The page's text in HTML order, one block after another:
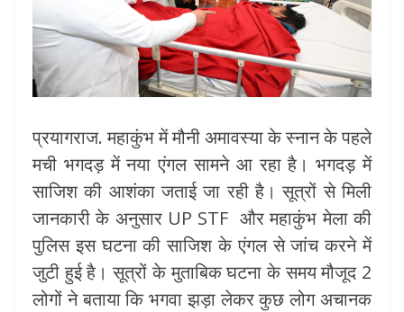
प्रयागराज. महाकुंभ में मौनी अमावस्या के स्नान के पहले
मची भगदड़ में नया एंगल सामने आ रहा है। भगदड़ में
साजिश की आशंका जताई जा रही है। सूत्रों से मिली
जानकारी के अनुसार UP STF और महाकुंभ मेला की
पुलिस इस घटना की साजिश के एंगल से जांच करने में
जुटी हुई है। सूत्रों के मुताबिक घटना के समय मौजूद 2
लोगों ने बताया कि भगवा झड़ा लेकर कुछ लोग अचानक